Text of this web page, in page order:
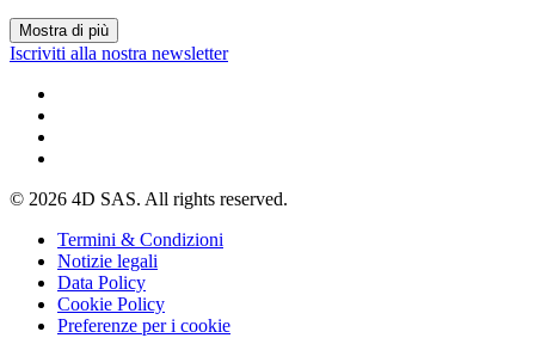
Mostra di più
Iscriviti alla nostra newsletter
© 2026 4D SAS. All rights reserved.
Termini & Condizioni
Notizie legali
Data Policy
Cookie Policy
Preferenze per i cookie